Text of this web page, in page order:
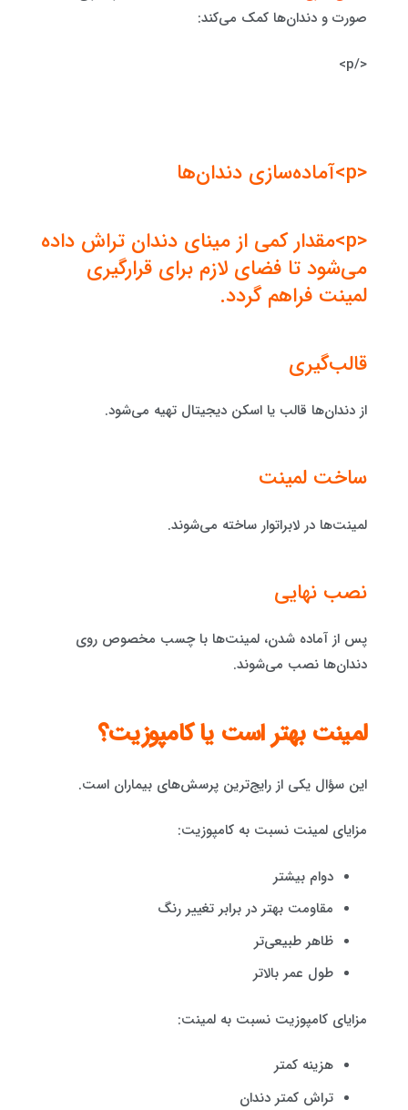
صورت و دندان‌ها کمک می‌کند:
</p>
<p>آماده‌سازی دندان‌ها
<p>مقدار کمی از مینای دندان تراش داده
می‌شود تا فضای لازم برای قرارگیری
لمینت فراهم گردد.
قالب‌گیری
از دندان‌ها قالب یا اسکن دیجیتال تهیه می‌شود.
ساخت لمینت
لمینت‌ها در لابراتوار ساخته می‌شوند.
نصب نهایی
پس از آماده شدن، لمینت‌ها با چسب مخصوص روی
دندان‌ها نصب می‌شوند.
لمینت بهتر است یا کامپوزیت؟
این سؤال یکی از رایج‌ترین پرسش‌های بیماران است.
مزایای لمینت نسبت به کامپوزیت:
دوام بیشتر
مقاومت بهتر در برابر تغییر رنگ
ظاهر طبیعی‌تر
طول عمر بالاتر
مزایای کامپوزیت نسبت به لمینت:
هزینه کمتر
تراش کمتر دندان